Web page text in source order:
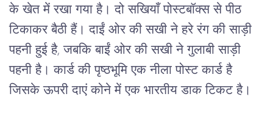
के खेत में रखा गया है। दो सखियाँ पोस्टबॉक्स से पीठ
टिकाकर बैठी हैं। दाईं ओर की सखी ने हरे रंग की साड़ी
पहनी हुई है, जबकि बाईं ओर की सखी ने गुलाबी साड़ी
पहनी है। कार्ड की पृष्ठभूमि एक नीला पोस्ट कार्ड है
जिसके ऊपरी दाएं कोने में एक भारतीय डाक टिकट है।